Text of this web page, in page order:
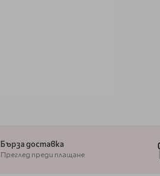
Бърза доставка
Преглед преди плащане